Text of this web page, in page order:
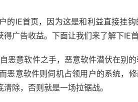
的IE首页，因为这是和利益直接挂
广告收益。下面让我们来了解下IE
恶意软件之手，恶意软件潜伏在别
恶意软件则伺机占领用户的系统，
除，否则就是一场拉锯战。